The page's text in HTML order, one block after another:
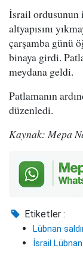
İsrail ordusunun
altyapısını
çarşamba günü
binaya girdi.
meydana geldi.
Patlamanın
düzenledi.
Kaynak: Mepa
Etiketler :
Lübnan
İsrail Lübnan